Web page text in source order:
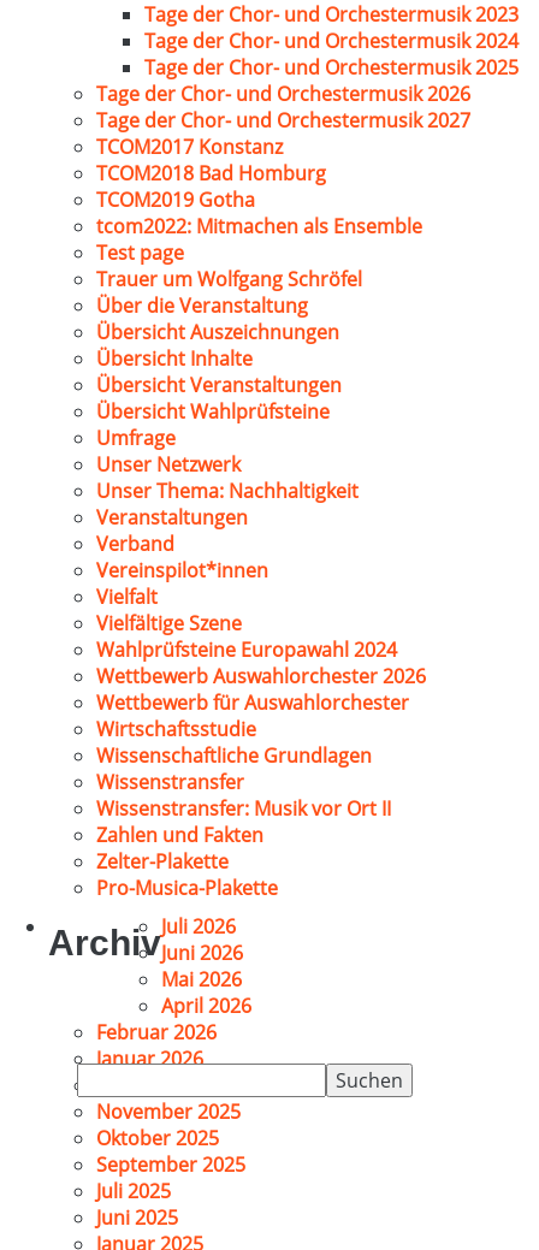
nach:
Tage der Chor- und Orchestermusik 2023
Tage der Chor- und Orchestermusik 2024
Tage der Chor- und Orchestermusik 2025
Tage der Chor- und Orchestermusik 2026
Tage der Chor- und Orchestermusik 2027
TCOM2017 Konstanz
TCOM2018 Bad Homburg
TCOM2019 Gotha
tcom2022: Mitmachen als Ensemble
Test page
Trauer um Wolfgang Schröfel
Über die Veranstaltung
Übersicht Auszeichnungen
Übersicht Inhalte
Übersicht Veranstaltungen
Übersicht Wahlprüfsteine
Umfrage
Unser Netzwerk
Unser Thema: Nachhaltigkeit
Veranstaltungen
Verband
Vereinspilot*innen
Vielfalt
Vielfältige Szene
Wahlprüfsteine Europawahl 2024
Wettbewerb Auswahlorchester 2026
Wettbewerb für Auswahlorchester
Wirtschaftsstudie
Wissenschaftliche Grundlagen
Wissenstransfer
Wissenstransfer: Musik vor Ort II
Zahlen und Fakten
Zelter-Plakette
Pro-Musica-Plakette
ArchivJuli 2026
Juni 2026
Mai 2026
April 2026
Februar 2026
Januar 2026
November 2025
Oktober 2025
September 2025
Juli 2025
Juni 2025
Januar 2025